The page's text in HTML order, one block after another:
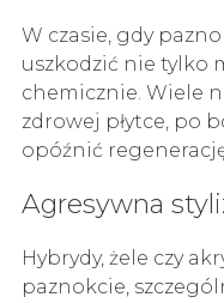
W czasie, gdy
uszkodzić nie tylko
chemicznie. Wiele
zdrowej płytce, po
opóźnić
Agresywna
Hybrydy, żele czy
paznokcie,